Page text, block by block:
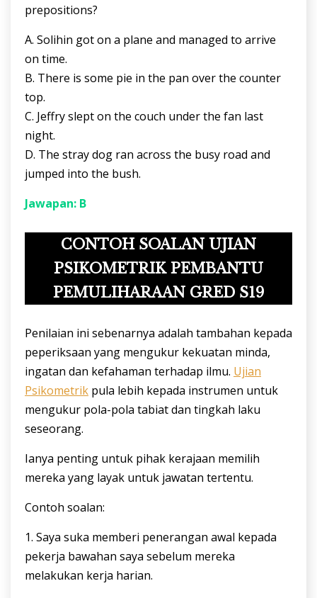
prepositions?
A. Solihin got on a plane and managed to arrive
on time.
B. There is some pie in the pan over the counter
top.
C. Jeffry slept on the couch under the fan last
night.
D. The stray dog ran across the busy road and
jumped into the bush.
Jawapan: B
CONTOH SOALAN UJIAN
PSIKOMETRIK PEMBANTU
PEMULIHARAAN GRED S19
Penilaian ini sebenarnya adalah tambahan kepada
peperiksaan yang mengukur kekuatan minda,
ingatan dan kefahaman terhadap ilmu. Ujian
Psikometrik pula lebih kepada instrumen untuk
mengukur pola-pola tabiat dan tingkah laku
seseorang.
Ianya penting untuk pihak kerajaan memilih
mereka yang layak untuk jawatan tertentu.
Contoh soalan:
1. Saya suka memberi penerangan awal kepada
pekerja bawahan saya sebelum mereka
melakukan kerja harian.